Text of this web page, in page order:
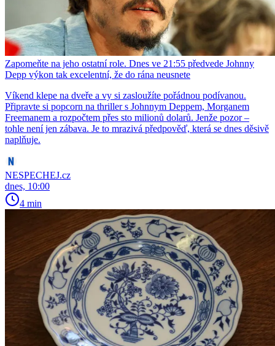
Zapomeňte na jeho ostatní role. Dnes ve 21:55 předvede Johnny
Depp výkon tak excelentní, že do rána neusnete
Víkend klepe na dveře a vy si zasloužíte pořádnou podívanou.
Připravte si popcorn na thriller s Johnnym Deppem, Morganem
Freemanem a rozpočtem přes sto milionů dolarů. Jenže pozor –
tohle není jen zábava. Je to mrazivá předpověď, která se dnes děsivě
naplňuje.
NESPECHEJ.cz
dnes, 10:00
4 min